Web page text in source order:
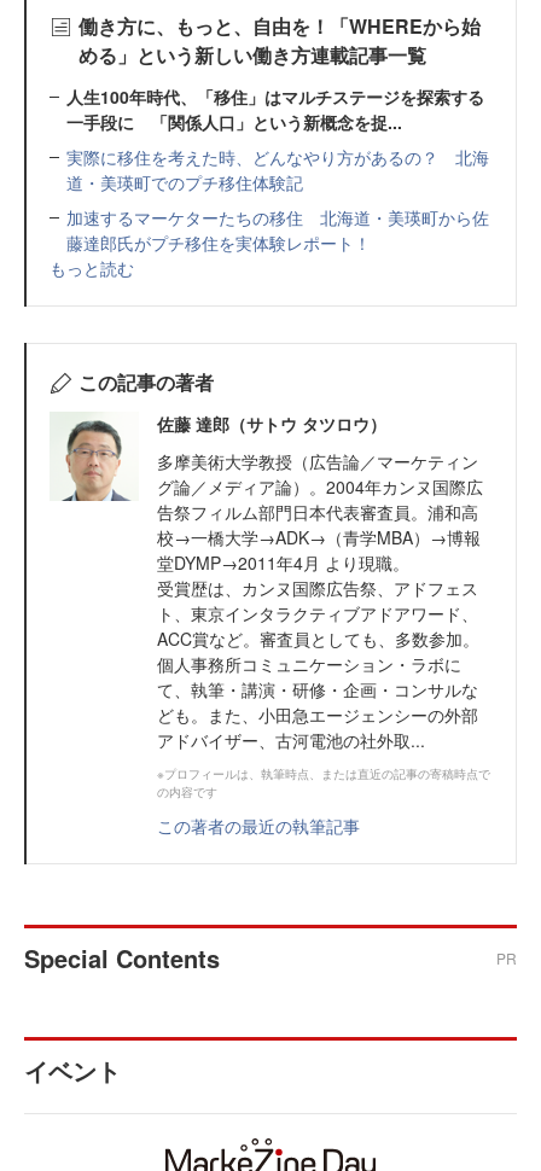
働き方に、もっと、自由を！「WHEREから始
める」という新しい働き方連載記事一覧
人生100年時代、「移住」はマルチステージを探索する
一手段に 「関係人口」という新概念を捉...
実際に移住を考えた時、どんなやり方があるの？ 北海
道・美瑛町でのプチ移住体験記
加速するマーケターたちの移住 北海道・美瑛町から佐
藤達郎氏がプチ移住を実体験レポート！
もっと読む
この記事の著者
佐藤 達郎（サトウ タツロウ）
多摩美術大学教授（広告論／マーケティン
グ論／メディア論）。2004年カンヌ国際広
告祭フィルム部門日本代表審査員。浦和高
校→一橋大学→ADK→（青学MBA）→博報
堂DYMP→2011年4月 より現職。
受賞歴は、カンヌ国際広告祭、アドフェス
ト、東京インタラクティブアドアワード、
ACC賞など。審査員としても、多数参加。
個人事務所コミュニケーション・ラボに
て、執筆・講演・研修・企画・コンサルな
ども。また、小田急エージェンシーの外部
アドバイザー、古河電池の社外取...
※プロフィールは、執筆時点、または直近の記事の寄稿時点で
の内容です
この著者の最近の執筆記事
Special Contents PR
イベント